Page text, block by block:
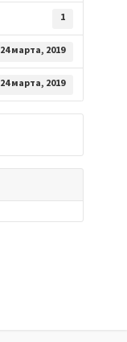
1
24 марта, 2019
24 марта, 2019